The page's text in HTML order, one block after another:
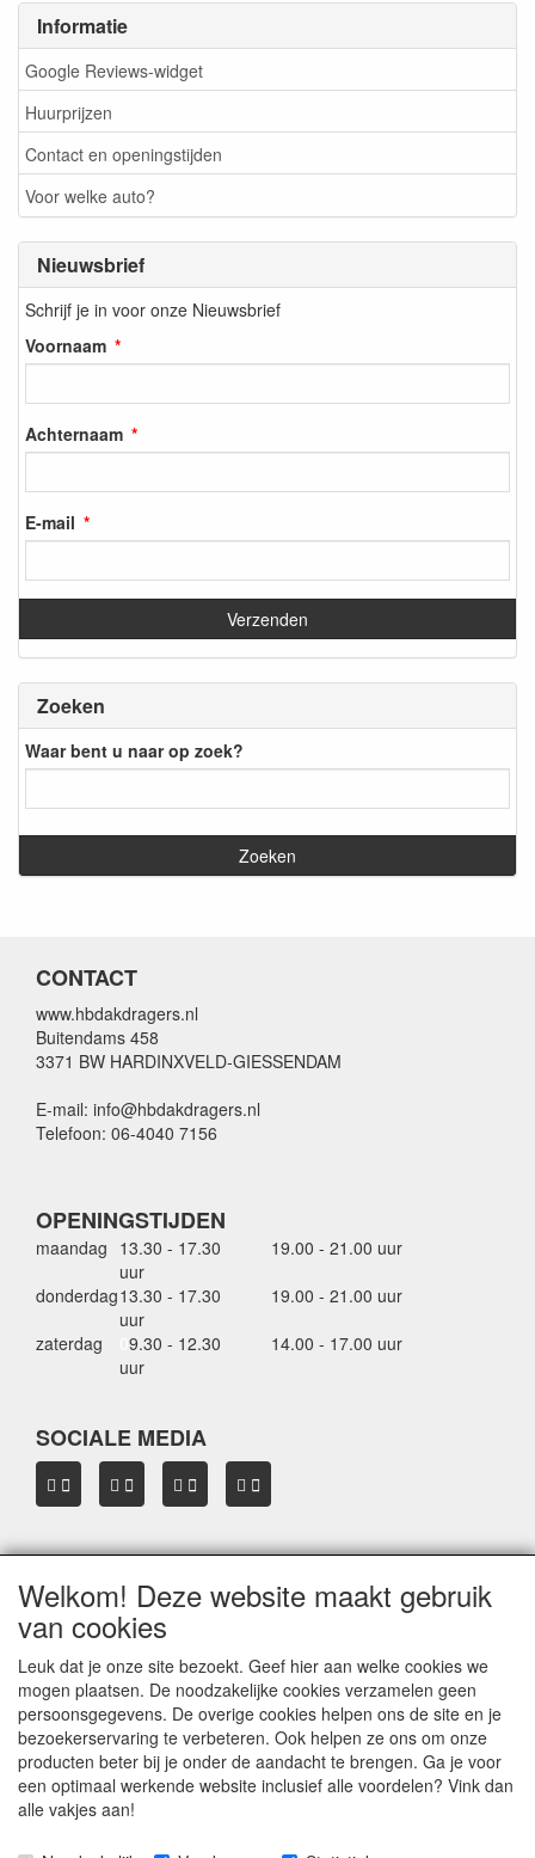
Informatie
Google Reviews-widget
Huurprijzen
Contact en openingstijden
Voor welke auto?
Nieuwsbrief
Schrijf je in voor onze Nieuwsbrief
Voornaam
Achternaam
E-mail
Zoeken
Waar bent u naar op zoek?
CONTACT
www.hbdakdragers.nl
Buitendams 458
3371 BW HARDINXVELD-GIESSENDAM
E-mail: info@hbdakdragers.nl
Telefoon: 06-4040 7156
OPENINGSTIJDEN
maandag 13.30 - 17.30
uur
19.00 - 21.00 uur
donderdag13.30 - 17.30
uur
19.00 - 21.00 uur
zaterdag
9.30 - 12.30
uur
14.00 - 17.00 uur
SOCIALE MEDIA
OVER HBDAKDRAGERS.NL
Dakkoffer verhuur Hardinxveld-Giessendam
Verkoop dakkoffers en skiboxen
Onze merken
Herroepingslink aanvragen
Privacyverklaring
© 2005 - 2026 HB dakdragers.nl - Hardinxveld-Giessendam
Welkom! Deze website maakt gebruik
van cookies
Leuk dat je onze site bezoekt. Geef hier aan welke cookies we
mogen plaatsen. De noodzakelijke cookies verzamelen geen
persoonsgegevens. De overige cookies helpen ons de site en je
bezoekerservaring te verbeteren. Ook helpen ze ons om onze
producten beter bij je onder de aandacht te brengen. Ga je voor
een optimaal werkende website inclusief alle voordelen? Vink dan
alle vakjes aan!